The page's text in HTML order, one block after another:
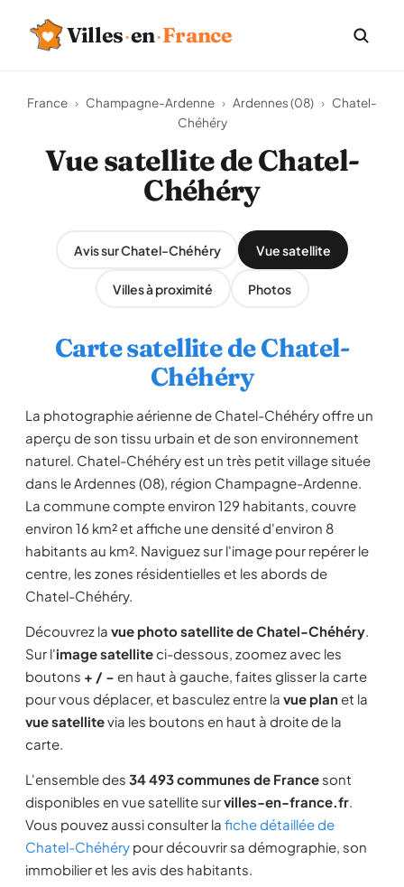
Villes·en·France
France › Champagne-Ardenne › Ardennes (08) › Chatel-
Chéhéry
Vue satellite de Chatel-
Chéhéry
Avis sur Chatel-Chéhéry Vue satellite
Villes à proximité Photos
Carte satellite de Chatel-
Chéhéry
La photographie aérienne de Chatel-Chéhéry offre un
aperçu de son tissu urbain et de son environnement
naturel. Chatel-Chéhéry est un très petit village située
dans le Ardennes (08), région Champagne-Ardenne.
La commune compte environ 129 habitants, couvre
environ 16 km² et affiche une densité d'environ 8
habitants au km². Naviguez sur l'image pour repérer le
centre, les zones résidentielles et les abords de
Chatel-Chéhéry.
Découvrez la vue photo satellite de Chatel-Chéhéry.
Sur l'image satelliteci-dessous, zoomez avec les
boutons + / − en haut à gauche, faites glisser la carte
pour vous déplacer, et basculez entre la vue planet la
vue satellitevia les boutons en haut à droite de la
carte.
L'ensemble des 34 493 communes de France sont
disponibles en vue satellite survilles-en-france.fr.
Vous pouvez aussi consulter la fiche détaillée de
Chatel-Chéhéry pour découvrir sa démographie, son
immobilier et les avis des habitants.